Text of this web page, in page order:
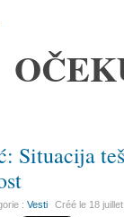
Situacija
:Vesti Créé le 18